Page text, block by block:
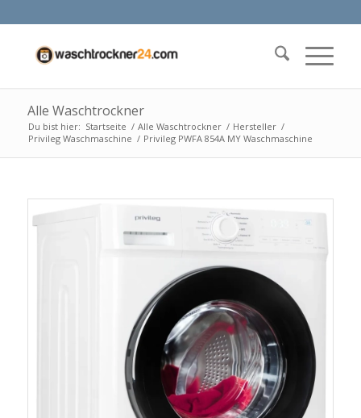
Alle Waschtrockner
Du bist hier: Startseite / Alle Waschtrockner / Hersteller /
Privileg Waschmaschine / Privileg PWFA 854A MY Waschmaschine